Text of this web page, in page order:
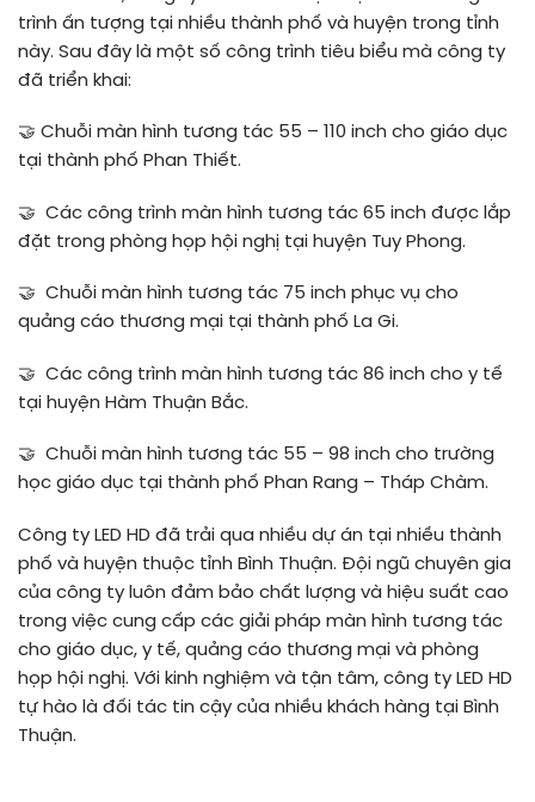
trình ấn tượng tại nhiều thành phố và huyện trong tỉnh
này. Sau đây là một số công trình tiêu biểu mà công ty
đã triển khai:
🤝 Chuỗi màn hình tương tác 55 – 110 inch cho giáo dục
tại thành phố Phan Thiết.
🤝 Các công trình màn hình tương tác 65 inch được lắp
đặt trong phòng họp hội nghị tại huyện Tuy Phong.
🤝 Chuỗi màn hình tương tác 75 inch phục vụ cho
quảng cáo thương mại tại thành phố La Gi.
🤝 Các công trình màn hình tương tác 86 inch cho y tế
tại huyện Hàm Thuận Bắc.
🤝 Chuỗi màn hình tương tác 55 – 98 inch cho trường
học giáo dục tại thành phố Phan Rang – Tháp Chàm.
Công ty LED HD đã trải qua nhiều dự án tại nhiều thành
phố và huyện thuộc tỉnh Bình Thuận. Đội ngũ chuyên gia
của công ty luôn đảm bảo chất lượng và hiệu suất cao
trong việc cung cấp các giải pháp màn hình tương tác
cho giáo dục, y tế, quảng cáo thương mại và phòng
họp hội nghị. Với kinh nghiệm và tận tâm, công ty LED HD
tự hào là đối tác tin cậy của nhiều khách hàng tại Bình
Thuận.